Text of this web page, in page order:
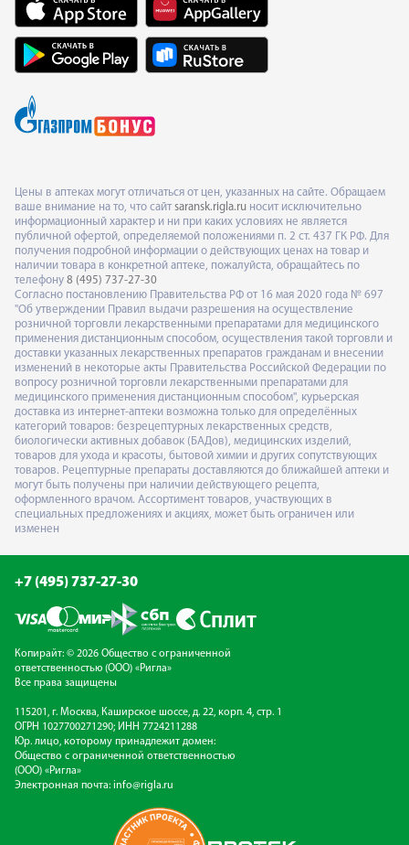
Цены в аптеках могут отличаться от цен, указанных на сайте. Обращаем
ваше внимание на то, что сайт saransk.rigla.ru носит исключительно
информационный характер и ни при каких условиях не является
публичной офертой, определяемой положениями п. 2 ст. 437 ГК РФ. Для
получения подробной информации о действующих ценах на товар и
наличии товара в конкретной аптеке, пожалуйста, обращайтесь по
телефону 8 (495) 737-27-30
Согласно постановлению Правительства РФ от 16 мая 2020 года № 697
"Об утверждении Правил выдачи разрешения на осуществление
розничной торговли лекарственными препаратами для медицинского
применения дистанционным способом, осуществления такой торговли и
доставки указанных лекарственных препаратов гражданам и внесении
изменений в некоторые акты Правительства Российской Федерации по
вопросу розничной торговли лекарственными препаратами для
медицинского применения дистанционным способом", курьерская
доставка из интернет-аптеки возможна только для определённых
категорий товаров: безрецептурных лекарственных средств,
биологически активных добавок (БАДов), медицинских изделий,
товаров для ухода и красоты, бытовой химии и других сопутствующих
товаров. Рецептурные препараты доставляются до ближайшей аптеки и
могут быть получены при наличии действующего рецепта,
оформленного врачом. Ассортимент товаров, участвующих в
специальных предложениях и акциях, может быть ограничен или
изменен
+7 (495) 737-27-30
Копирайт: © 2026 Общество с ограниченной
ответственностью (ООО) «Ригла»
Все права защищены
115201, г. Москва, Каширское шоссе, д. 22, корп. 4, стр. 1
ОГРН 1027700271290; ИНН 7724211288
Юр. лицо, которому принадлежит домен:
Общество с ограниченной ответственностью
(ООО) «Ригла»
Электронная почта: info@rigla.ru